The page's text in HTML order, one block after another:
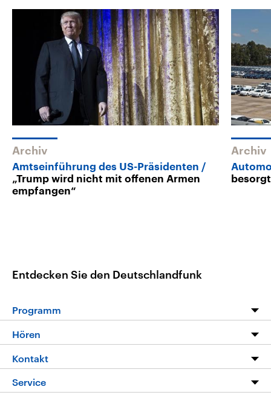
Archiv
Amtseinführung des US-Präsidenten
„Trump wird nicht mit offenen Armen
empfangen“
Archiv
Entdecken Sie den Deutschlandfunk
Programm
Die Nachrichten
Nachrichtenleicht
Hören
Livestream
Podcasts
Kontakt
Hörerservice
Service